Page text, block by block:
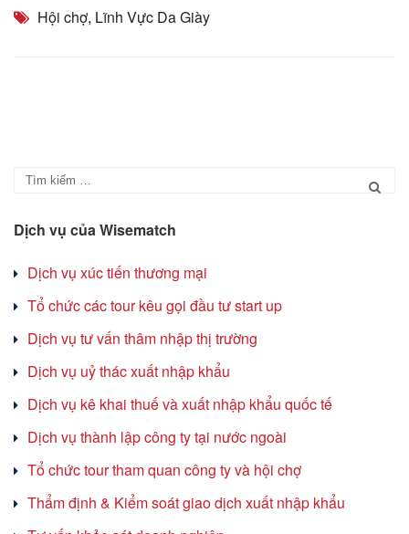
Hội chợ, Lĩnh Vực Da Giày
Dịch vụ của Wisematch
Dịch vụ xúc tiến thương mại
Tổ chức các tour kêu gọi đầu tư start up
Dịch vụ tư vấn thâm nhập thị trường
Dịch vụ uỷ thác xuất nhập khẩu
Dịch vụ kê khai thuế và xuất nhập khẩu quốc tế
Dịch vụ thành lập công ty tại nước ngoài
Tổ chức tour tham quan công ty và hội chợ
Thẩm định & Kiểm soát giao dịch xuất nhập khẩu